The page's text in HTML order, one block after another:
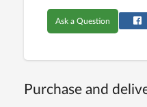
Ask a Question
Purchase and